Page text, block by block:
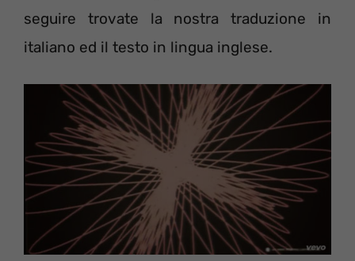
seguire trovate la nostra traduzione in
italiano ed il testo in lingua inglese.